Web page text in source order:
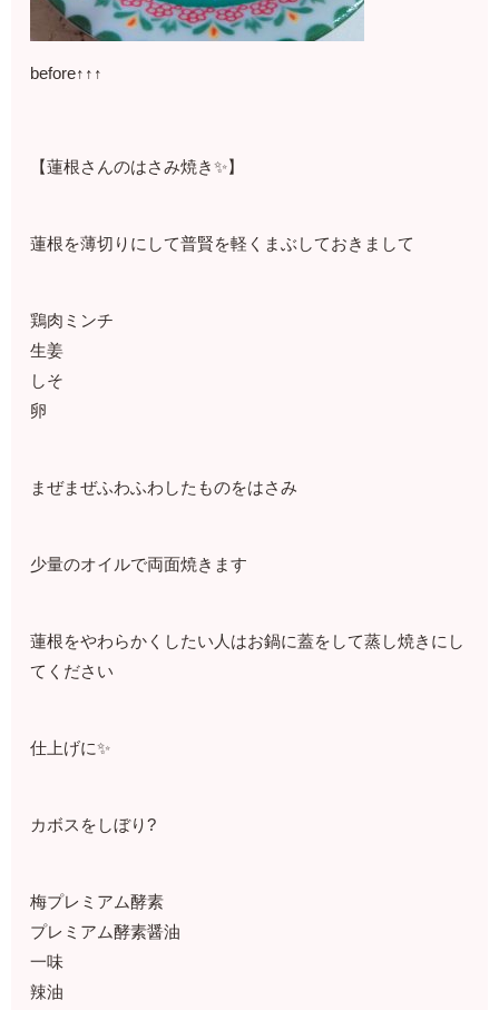
before↑↑↑
【蓮根さんのはさみ焼き✨】
蓮根を薄切りにして普賢を軽くまぶしておきまして
鶏肉ミンチ
生姜
しそ
卵
まぜまぜふわふわしたものをはさみ
少量のオイルで両面焼きます
蓮根をやわらかくしたい人はお鍋に蓋をして蒸し焼きにし
てください
仕上げに✨
カボスをしぼり?
梅プレミアム酵素
プレミアム酵素醤油
一味
辣油